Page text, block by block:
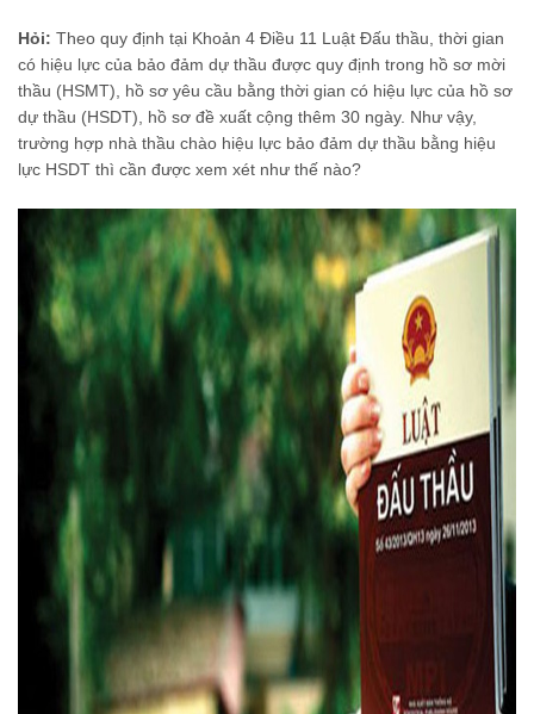
Hỏi: Theo quy định tại Khoản 4 Điều 11 Luật Đấu thầu, thời gian
có hiệu lực của bảo đảm dự thầu được quy định trong hồ sơ mời
thầu (HSMT), hồ sơ yêu cầu bằng thời gian có hiệu lực của hồ sơ
dự thầu (HSDT), hồ sơ đề xuất cộng thêm 30 ngày. Như vậy,
trường hợp nhà thầu chào hiệu lực bảo đảm dự thầu bằng hiệu
lực HSDT thì cần được xem xét như thế nào?